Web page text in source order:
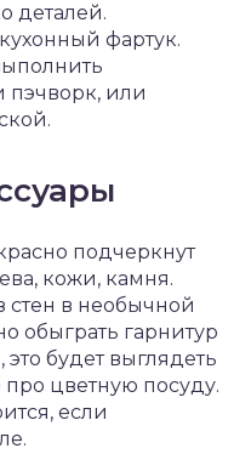
деталей.
фартук.
пэчворк, или
подчеркнут
кожи, камня.
стен в необычной
обыграть гарнитур
будет выглядеть
цветную посуду.
если